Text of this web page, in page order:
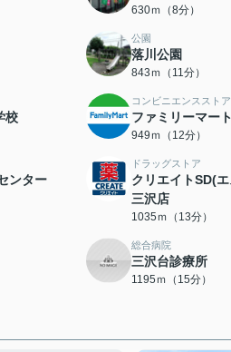
630ｍ（8分）
公園
落川公園
843ｍ（11分）
校
コンビニエンスストア
ファミリーマー
949ｍ（12分）
ンター
ドラッグストア
クリエイトSD(
三沢店
1035ｍ（13分）
総合病院
三沢台診療所
1195ｍ（15分）